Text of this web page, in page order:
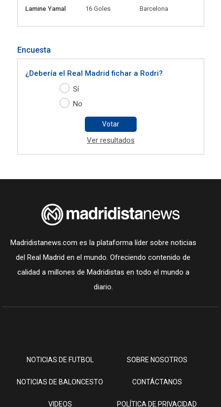
Lamine Yamal
16 Goles Barcelona
Encuesta
¿Debería el Real Madrid fichar a Rodri?
Sí
No
Votar
Ver resultados
Madridistanews.com es la plataforma líder sobre noticias
del Real Madrid en el mundo. Ofreciendo contenido de
calidad a millones de Madridistas en todo el mundo a
diario.
NOTICIAS DE FUTBOL
NOTICIAS DE BALONCESTO
VIDEOS
SOBRE NOSOTROS
CONTÁCTANOS
POLÍTICA DE PRIVACIDAD